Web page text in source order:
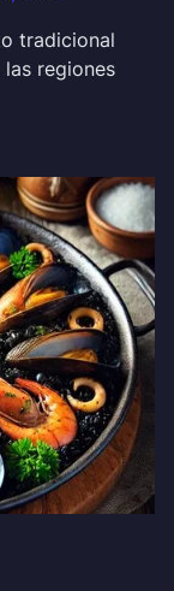
tradicional
regiones